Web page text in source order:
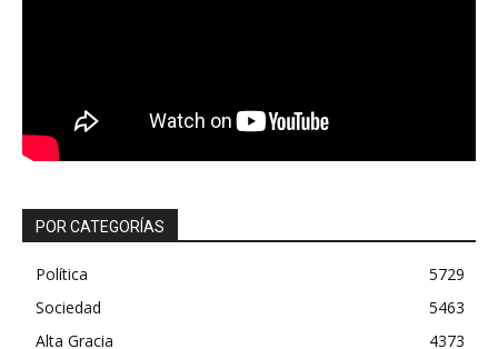
POR CATEGORÍAS
Política
5729
Sociedad
5463
Alta Gracia
4373